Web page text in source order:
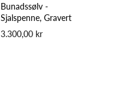
Bunadssølv -
Sjalspenne, Gravert
3.300,00 kr